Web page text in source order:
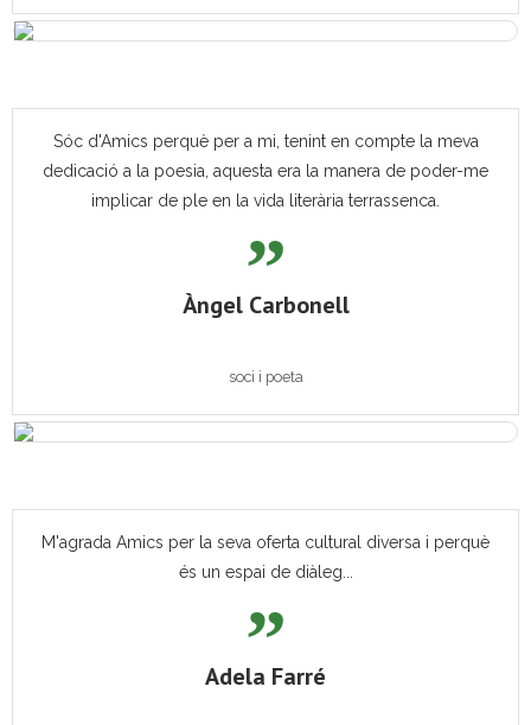
Sóc d'Amics perquè per a mi, tenint en compte la meva
dedicació a la poesia, aquesta era la manera de poder-me
implicar de ple en la vida literària terrassenca.
Àngel Carbonell
soci i poeta
M'agrada Amics per la seva oferta cultural diversa i perquè
és un espai de diàleg...
Adela Farré